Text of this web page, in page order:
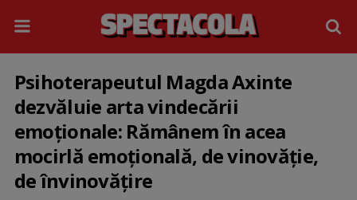
Psihoterapeutul Magda Axinte
dezvăluie arta vindecării
emoționale: Rămânem în acea
mocirlă emoțională, de vinovăție,
de învinovățire